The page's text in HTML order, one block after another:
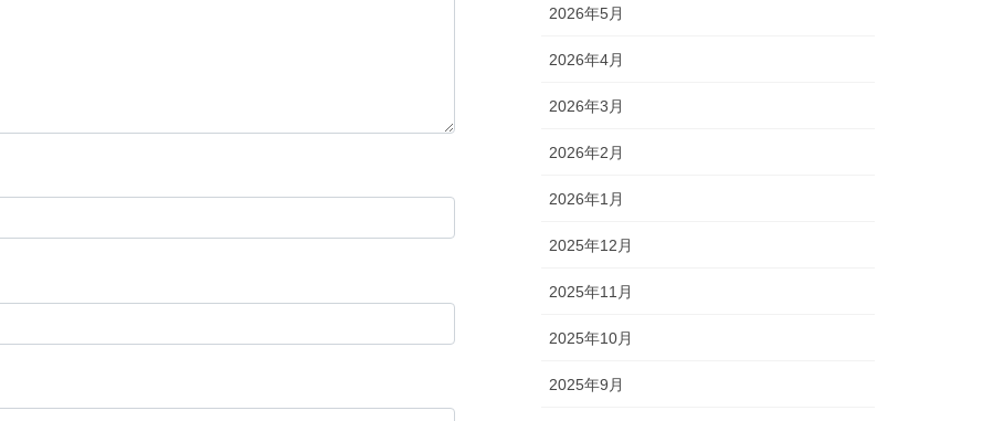
2026年5月
2026年4月
2026年3月
2026年2月
2026年1月
2025年12月
2025年11月
2025年10月
2025年9月